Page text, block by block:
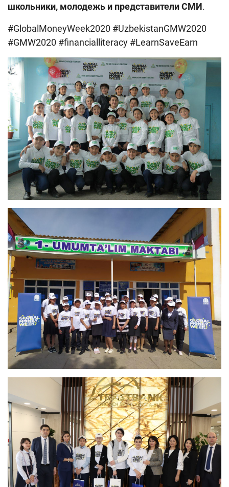
школьники, молодежь и представители СМИ.
#GlobalMoneyWeek2020 #UzbekistanGMW2020
#GMW2020 #financialliteracy #LearnSaveEarn